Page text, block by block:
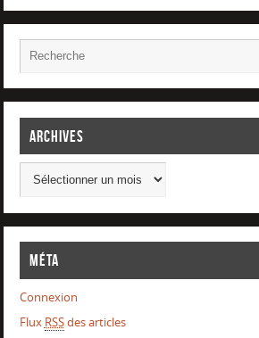
Archives
Méta
Connexion
Flux RSSdes articles